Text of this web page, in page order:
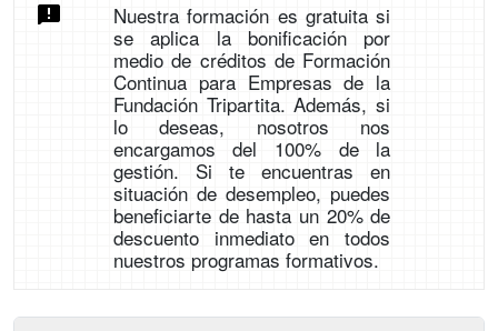
Nuestra formación es gratuita si
se aplica la bonificación por
medio de créditos de Formación
Continua para Empresas de la
Fundación Tripartita. Además, si
lo deseas, nosotros nos
encargamos del 100% de la
gestión. Si te encuentras en
situación de desempleo, puedes
beneficiarte de hasta un 20% de
descuento inmediato en todos
nuestros programas formativos.